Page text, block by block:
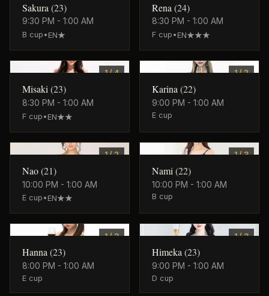
Sakura (23)
9:30 PM - 1:00 AM
B cup • EN★
Rena (24)
8:30 PM - 1:00 AM
F cup • EN★★★
1/4
Misaki (23)
8:30 PM - 1:00 AM
F cup • EN★★
1/2
Karina (22)
9:00 PM - 1:00 AM
E cup
1/2
Nao(21)
10:00 PM - 1:00 AM
E cup • EN★★
1/3
Nami (22)
10:00 PM - 1:00 AM
B cup
1/3
Hanna(23)
8:00 PM - 1:00 AM
E cup
1/3
Himeka(23)
9:00 PM - 1:00 AM
D cup